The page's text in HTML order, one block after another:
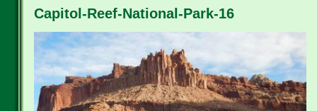
Kontakt
Reise-Blog
Capitol-Reef-National-Park-16